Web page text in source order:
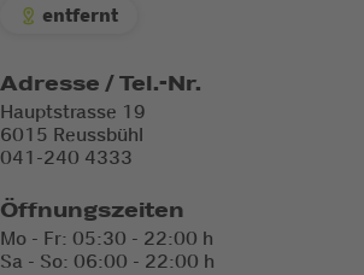
entfernt
Adresse / Tel.-Nr.
Hauptstrasse 19
6015 Reussbühl
041-240 4333
Öffnungszeiten
Mo - Fr: 05:30 - 22:00 h
Sa - So: 06:00 - 22:00 h